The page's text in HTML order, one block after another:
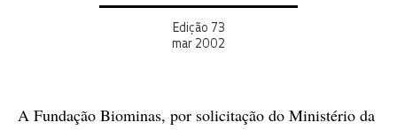
Edição 73
mar 2002
A Fundação Biominas, por solicitação do Ministério da